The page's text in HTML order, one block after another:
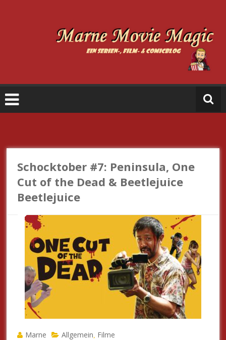
a
e
o
vi
e
M
a
gi
c
Schocktober #7: Peninsula, One
Cut of the Dead & Beetlejuice
Beetlejuice
Marne Allgemein Filme